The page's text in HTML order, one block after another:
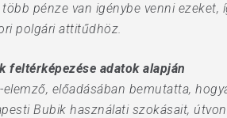
pénze van igénybe venni
polgári attitűdhöz.
feltérképezése adatok alapján
előadásában bemutatta,
Bubik használati szokásait,